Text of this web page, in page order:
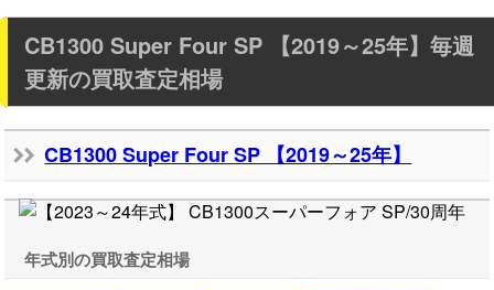
CB1300 Super Four SP 【2019～25年】毎週
更新の買取査定相場
CB1300 Super Four SP 【2019～25年】
年式別の買取査定相場